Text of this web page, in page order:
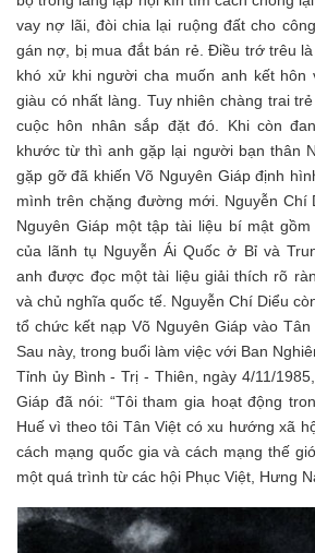
vay nợ lãi, đòi chia lại ruộng đất cho
gán nợ, bị mua đắt bán rẻ. Điều trớ trêu
khó xử khi người cha muốn anh kết hôn
giàu có nhất làng. Tuy nhiên chàng trai
cuộc hôn nhân sắp đặt đó. Khi còn
khước từ thì anh gặp lại người bạn thân
gặp gỡ đã khiến Võ Nguyên Giáp định
mình trên chặng đường mới. Nguyễn Chí
Nguyên Giáp một tập tài liệu bí mật
của lãnh tụ Nguyễn Ái Quốc ở Bỉ và
anh được đọc một tài liệu giải thích rõ
và chủ nghĩa quốc tế. Nguyễn Chí Diểu
tổ chức kết nạp Võ Nguyên Giáp vào Tân
Sau này, trong buổi làm việc với Ban
Tỉnh ủy Bình - Trị - Thiên, ngày 4/11/
Giáp đã nói: “Tôi tham gia hoạt động
Huế vì theo tôi Tân Việt có xu hướng xã
cách mạng quốc gia và cách mạng thế
một quá trình từ các hội Phục Việt, Hưng